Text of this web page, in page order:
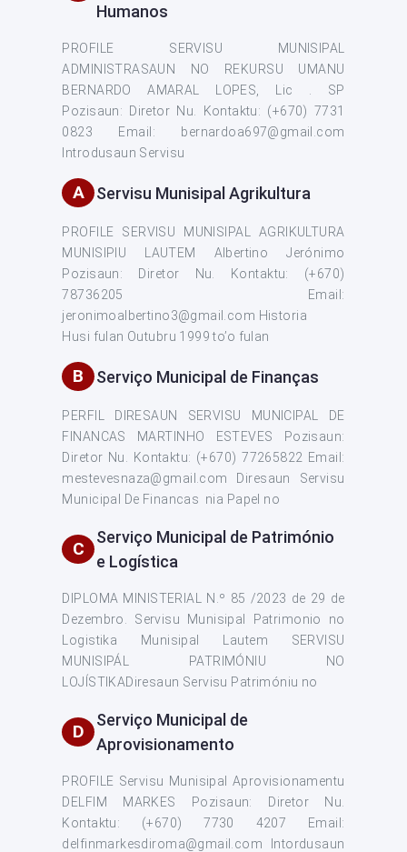
Humanos
PROFILE SERVISU MUNISIPAL
ADMINISTRASAUN NO REKURSU UMANU
BERNARDO AMARAL LOPES, Lic . SP
Pozisaun: Diretor Nu. Kontaktu: (+670) 7731
0823 Email: bernardoa697@gmail.com
Introdusaun Servisu
A Servisu Munisipal Agrikultura
PROFILE SERVISU MUNISIPAL AGRIKULTURA
MUNISIPIU LAUTEM Albertino Jerónimo
Pozisaun: Diretor Nu. Kontaktu: (+670)
78736205 Email:
jeronimoalbertino3@gmail.com Historia
Husi fulan Outubru 1999 to’o fulan
B Serviço Municipal de Finanças
PERFIL DIRESAUN SERVISU MUNICIPAL DE
FINANCAS MARTINHO ESTEVES Pozisaun:
Diretor Nu. Kontaktu: (+670) 77265822 Email:
mestevesnaza@gmail.com Diresaun Servisu
Municipal De Financas nia Papel no
C
Serviço Municipal de Património
e Logística
DIPLOMA MINISTERIAL N.º 85 /2023 de 29 de
Dezembro. Servisu Munisipal Patrimonio no
Logistika Munisipal Lautem SERVISU
MUNISIPÁL PATRIMÓNIU NO
LOJÍSTIKADiresaun Servisu Patrimóniu no
D
Serviço Municipal de
Aprovisionamento
PROFILE Servisu Munisipal Aprovisionamentu
DELFIM MARKES Pozisaun: Diretor Nu.
Kontaktu: (+670) 7730 4207 Email:
delfinmarkesdiroma@gmail.com Intordusaun